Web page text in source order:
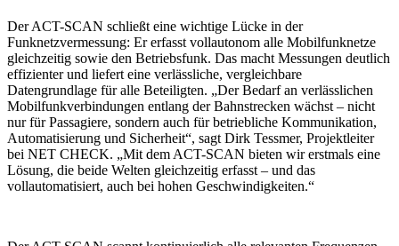
Der ACT-SCAN schließt eine wichtige Lücke in der
Funknetzvermessung: Er erfasst vollautonom alle Mobilfunknetze
gleichzeitig sowie den Betriebsfunk. Das macht Messungen deutlich
effizienter und liefert eine verlässliche, vergleichbare
Datengrundlage für alle Beteiligten. „Der Bedarf an verlässlichen
Mobilfunkverbindungen entlang der Bahnstrecken wächst – nicht
nur für Passagiere, sondern auch für betriebliche Kommunikation,
Automatisierung und Sicherheit“, sagt Dirk Tessmer, Projektleiter
bei NET CHECK. „Mit dem ACT-SCAN bieten wir erstmals eine
Lösung, die beide Welten gleichzeitig erfasst – und das
vollautomatisiert, auch bei hohen Geschwindigkeiten.“